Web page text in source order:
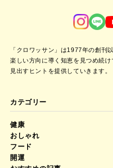
「クロワッサン」は1977年の創刊
楽しい方向に導く知恵を見つめ続
見出すヒントを提供していきます。
カテゴリー
健康
おしゃれ
フード
開運